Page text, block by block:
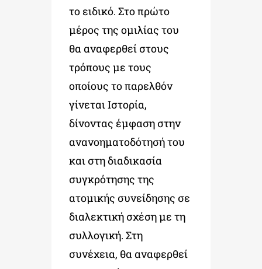
το ειδικό. Στο πρώτο
μέρος της ομιλίας του
θα αναφερθεί στους
τρόπους με τους
οποίους το παρελθόν
γίνεται Ιστορία,
δίνοντας έμφαση στην
ανανοηματοδότησή του
και στη διαδικασία
συγκρότησης της
ατομικής συνείδησης σε
διαλεκτική σχέση με τη
συλλογική. Στη
συνέχεια, θα αναφερθεί